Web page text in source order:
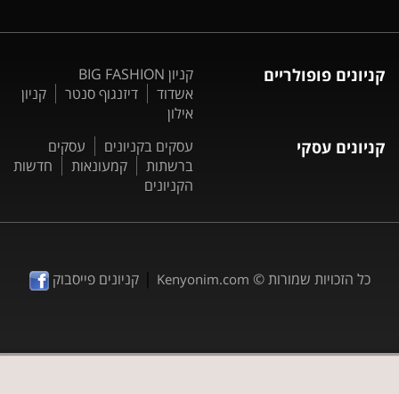
קניונים פופולריים
קניון BIG FASHION
אשדוד
דיזנגוף סנטר
קניון
אילון
קניונים עסקי עסקים בקניונים
עסקים
ברשתות
קמעונאות
חדשות
הקניונים
כל הזכויות שמורות © Kenyonim.com
|קניונים פייסבוק